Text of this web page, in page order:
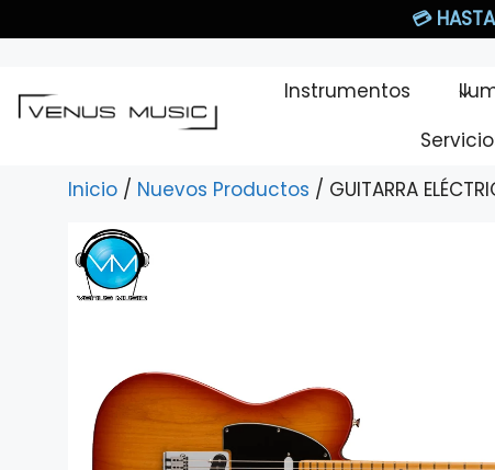
al
💳
Instrumentos
Inicio / Nuevos Productos / GUITARRA